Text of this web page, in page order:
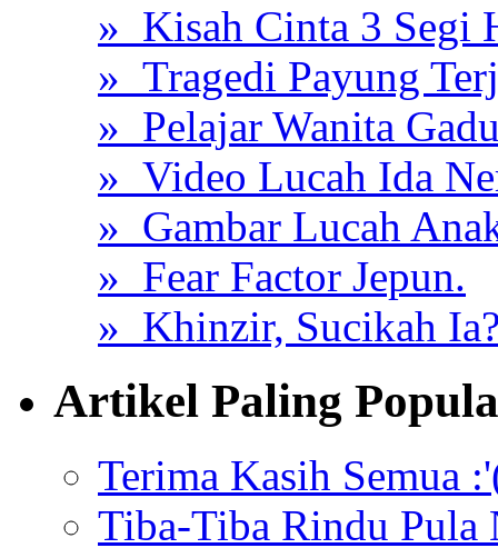
» Kisah Cinta 3 Segi
» Tragedi Payung
» Pelajar Wanita
» Video Lucah Ida
» Gambar Lucah
» Fear Factor Jepun.
» Khinzir, Sucikah
Artikel Paling
Terima Kasih Semua
Tiba-Tiba Rindu Pula